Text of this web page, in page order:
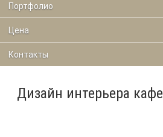
Портфолио
Цена
Контакты
Дизайн интерьера кафе